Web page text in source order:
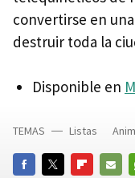
convertirse en
destruir toda la
Disponible en
TEMAS Listas